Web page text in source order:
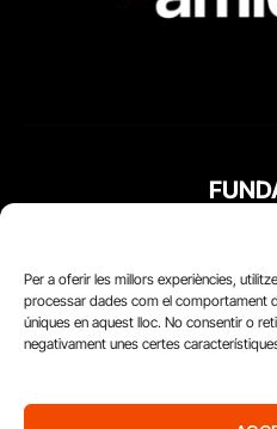
Per a oferir les millors experiències,
processar dades com el comportament
úniques en aquest lloc. No consentir o
negativament unes certes